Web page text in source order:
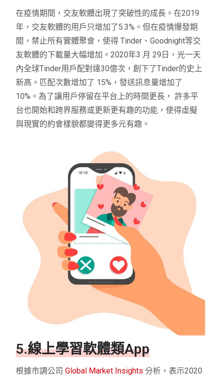
在疫情期間，交友軟體出現了突破性的成長。在2019
年，交友軟體的用戶只增加了5.3%。但在疫情爆發期
間，禁止所有實體聚會，使得 Tinder、Goodnight等交
友軟體的下載量大幅增加。2020年3 月 29日，光一天
內全球Tinder用戶配對達30億次，創下了Tinder的史上
新高。匹配次數增加了 15%，發送訊息量增加了
10%。為了讓用戶停留在平台上的時間更長， 許多平
台也開始和跨界服務或更新更有趣的功能，使得虛擬
與現實的約會樣貌都變得更多元有趣。
5.線上學習軟體類App
根據市調公司Global Market Insights 分析，表示2020